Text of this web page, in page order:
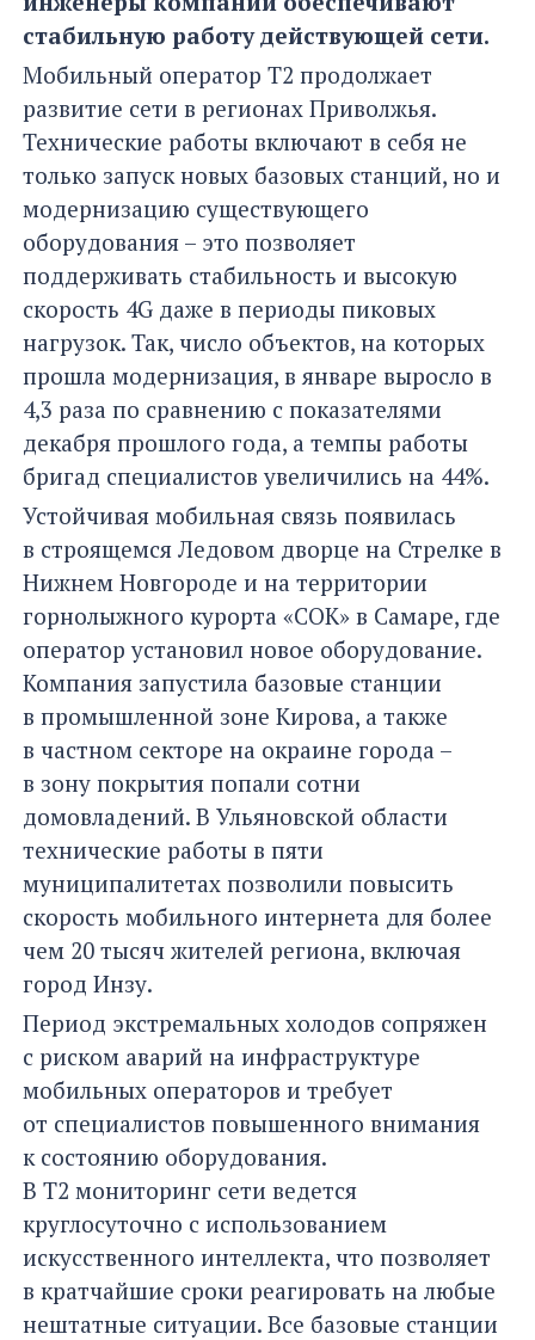
стабильную работудействующей сети.
Мобильный оператор Т2 продолжает
развитие сети в регионах Приволжья.
Технические работы включают в себя не
только запуск новых базовых станций, но и
модернизацию существующего
оборудования – это позволяет
поддерживать стабильность и высокую
скорость 4G даже в периоды пиковых
нагрузок. Так, число объектов, на которых
прошла модернизация, в январе выросло в
4,3 раза по сравнению с показателями
декабря прошлого года, а темпы работы
бригад специалистов увеличились на 44%.
Устойчивая мобильная связь появилась
в строящемся Ледовом дворце на Стрелке в
Нижнем Новгороде и на территории
горнолыжного курорта «СОК» в Самаре, где
оператор установил новое оборудование.
Компания запустила базовые станции
в промышленной зоне Кирова, а также
в частном секторе на окраине города –
в зону покрытия попали сотни
домовладений. В Ульяновской области
технические работы в пяти
муниципалитетах позволили повысить
скорость мобильного интернета для более
чем 20 тысяч жителей региона, включая
город Инзу.
Период экстремальных холодов сопряжен
с риском аварий на инфраструктуре
мобильных операторов и требует
от специалистов повышенного внимания
к состоянию оборудования.
В Т2 мониторинг сети ведется
круглосуточно с использованием
искусственного интеллекта, что позволяет
в кратчайшие сроки реагировать на любые
нештатные ситуации. Все базовые станции